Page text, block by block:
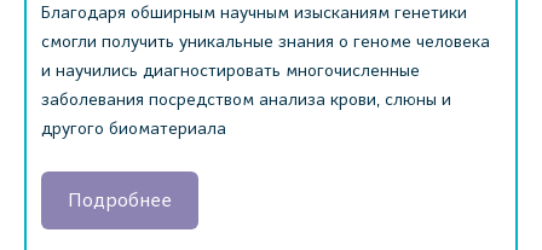
Благодаря обширным научным изысканиям генетики
смогли получить уникальные знания о геноме человека
и научились диагностировать многочисленные
заболевания посредством анализа крови, слюны и
другого биоматериала
Подробнее